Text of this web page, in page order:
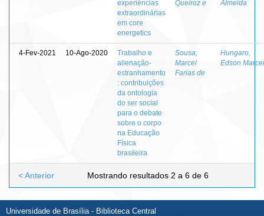
experiências
extraordinárias
em core
energetics
Queiroz e
Almeida
4-Fev-2021 10-Ago-2020
Trabalho e
alienação-
estranhamento
: contribuições
da ontologia
do ser social
para o debate
sobre o corpo
na Educação
Física
brasileira
Sousa,
Marcel
Farias de
Hungaro,
Edson
Mostrando resultados 2 a 6 de 6
< Anterior
Universidade de Brasília - Biblioteca Central